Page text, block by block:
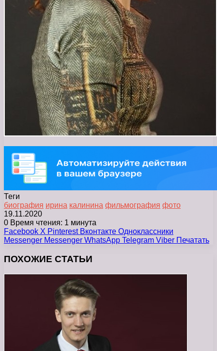
Теги
биография ирина калинина фильмография фото
19.11.2020
0 Время чтения: 1 минута
Facebook X Pinterest Вконтакте Одноклассники
Messenger Messenger WhatsApp Telegram Viber Печатать
ПОХОЖИЕ СТАТЬИ